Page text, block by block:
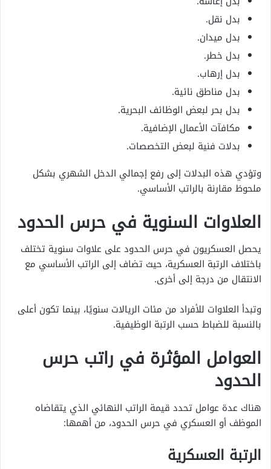
بدل نقل.
بدل ميدان.
بدل خطر.
بدل إرهاب.
بدل مناطق نائية.
بدل بحر لبعض الوظائف البحرية.
مكافآت الأعمال الإضافية.
بدلات فنية لبعض التخصصات.
وتؤدي هذه البدلات إلى رفع إجمالي الدخل الشهري بشكل
ملحوظ مقارنة بالراتب الأساسي.
العلاوات السنوية في حرس الحدود
يحصل العسكريون في حرس الحدود على علاوات سنوية تختلف
باختلاف الرتبة العسكرية، حيث تضاف إلى الراتب الأساسي مع
الانتقال من درجة إلى أخرى.
وتبدأ العلاوات للأفراد من مئات الريالات سنويًا، بينما تكون أعلى
بالنسبة للضباط حسب الرتبة الوظيفية.
العوامل المؤثرة في راتب حرس
الحدود
هناك عدة عوامل تحدد قيمة الراتب النهائي الذي يتقاضاه
الموظف أو العسكري في حرس الحدود، من أهمها:
الرتبة العسكرية